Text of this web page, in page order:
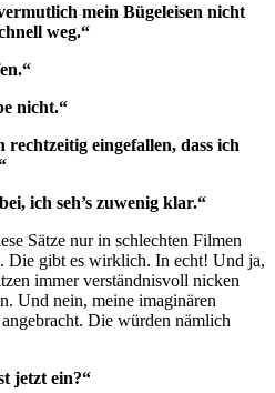
mein Bügeleisen nicht
weg.“
nicht.“
eingefallen, dass ich
ich seh’s zuwenig klar.“
Sätze nur in schlechten Filmen
Die gibt es wirklich. In echt! Und ja,
immer verständnisvoll nicken
Und nein, meine imaginären
Die würden nämlich
jetzt ein?“